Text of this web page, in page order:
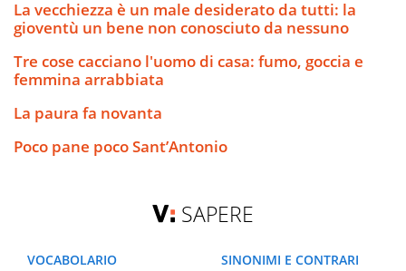
La vecchiezza è un male desiderato da tutti: la
gioventù un bene non conosciuto da nessuno
Tre cose cacciano l'uomo di casa: fumo, goccia e
femmina arrabbiata
La paura fa novanta
Poco pane poco Sant’Antonio
SAPERE
VOCABOLARIO
SINONIMI E CONTRARI